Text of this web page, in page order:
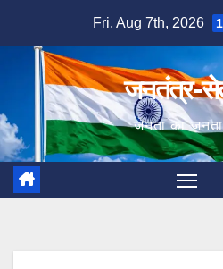
content
Fri. Aug 7th, 2026
जनतंत्र-
जनता का